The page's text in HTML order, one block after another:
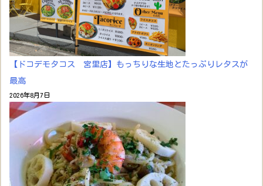
【ドコデモタコス 宮里店】もっちりな生地とたっぷりレタスが
最高
2026年8月7日